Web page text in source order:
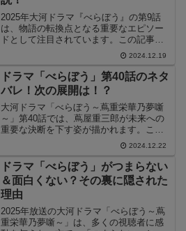
2025年大河ドラマ『べらぼう』の第9話
は、物語の転換点となる重要なエピソー
ドとして注目されています。この記事で
は、第9話のあらすじと見どころを解説し
ながら、ストーリーの核心に迫ります。
さらに、視聴者の間で話題となったシー
ンについても詳しく紹介します。これか
ら『べらぼう』第9話を見る方も、既に見
た方も必見の内容です。
2024.12.19
ドラマ「べらぼう」第40話のネタ
バレ！次の展開は！？
大河ドラマ「べらぼう～蔦重栄華乃夢噺
～」第40話では、蔦屋重三郎が未来への
重要な決断を下す姿が描かれます。この
記事では、第40話の見どころや物語の核
心に迫る展開について詳しく解説しま
す。
2024.12.22
ドラマ「べらぼう」がつまらない
＆面白くない？その裏に隠された
理由
2025年放送の大河ドラマ「べらぼう～蔦
重栄華乃夢噺～」は、多くの視聴者に感